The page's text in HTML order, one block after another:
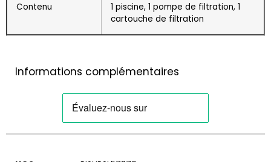
Contenu
1 piscine, 1 pompe de filtration, 1
cartouche de filtration
Informations complémentaires